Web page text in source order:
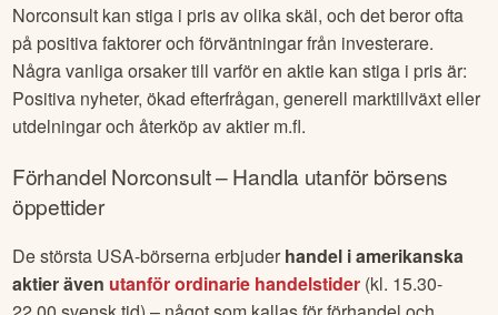
Norconsult kan stiga i pris av olika skäl, och det beror ofta
på positiva faktorer och förväntningar från investerare.
Några vanliga orsaker till varför en aktie kan stiga i pris är:
Positiva nyheter, ökad efterfrågan, generell marktillväxt eller
utdelningar och återköp av aktier m.fl.
Förhandel Norconsult– Handla utanför börsens
öppettider
De största USA-börserna erbjuder handel i amerikanska
aktier även utanför ordinarie handelstider (kl. 15.30-